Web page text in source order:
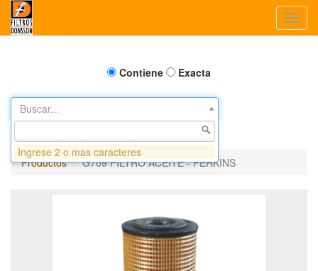
Contiene Exacta
Buscar...
Productos G709 FILTRO ACEITE - PERKINS
Ingrese 2 o mas caracteres